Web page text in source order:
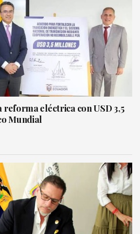
eléctrica con USD 3,5
Mundial